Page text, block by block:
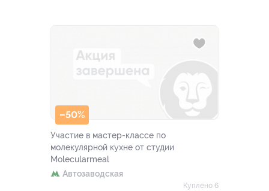
–50%
Участие в мастер-классе по
молекулярной кухне от студии
Molecularmeal
Автозаводская
Куплено 6